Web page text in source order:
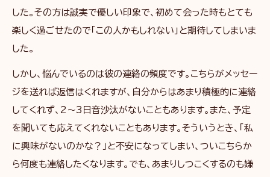
した。その方は誠実で優しい印象で、初めて会った時もとても
楽しく過ごせたので「この人かもしれない」と期待してしまいま
した。
しかし、悩んでいるのは彼の連絡の頻度です。こちらがメッセー
ジを送れば返信はくれますが、自分からはあまり積極的に連絡
してくれず、2〜3日音沙汰がないこともあります。また、予定
を聞いても応えてくれないこともあります。そういうとき、「私
に興味がないのかな？」と不安になってしまい、ついこちらか
ら何度も連絡したくなります。でも、あまりしつこくするのも嫌